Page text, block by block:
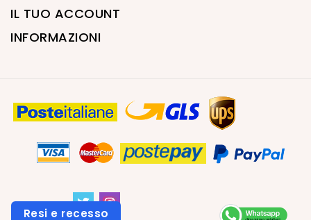
IL TUO ACCOUNT
INFORMAZIONI
Resi e recesso